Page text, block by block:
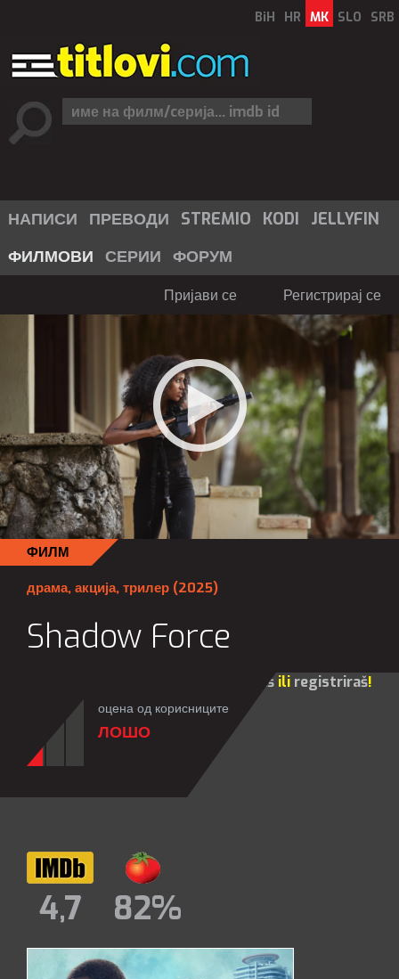
BiH HR MK SLO SRB
НАПИСИ ПРЕВОДИ STREMIO KODI
JELLYFIN
ФИЛМОВИ СЕРИИ ФОРУМ
Пријави се Регистрирај се
ФИЛМ
драма, акција, трилер (2025)
Shadow Force
prijaviš ili registriraš!
оцена од корисниците
ЛОШО
4,7 82%